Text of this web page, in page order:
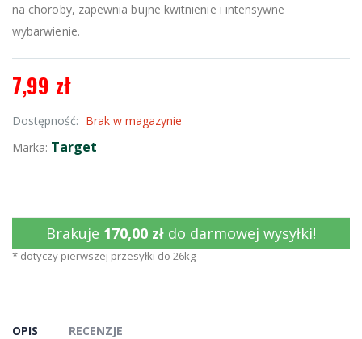
na choroby, zapewnia bujne kwitnienie i intensywne
wybarwienie.
7,99 zł
Dostępność: Brak w magazynie
Marka: Target
Brakuje 170,00 zł do darmowej wysyłki!
* dotyczy pierwszej przesyłki do 26kg
OPIS RECENZJE